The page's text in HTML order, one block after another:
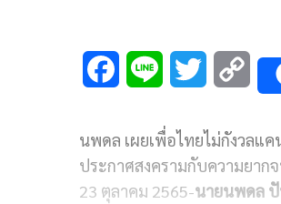
c
e
n
e
i
t
p
y
นพดล เผยเพื่อไทยไม่กังวลแ
ประกาศสงครามกับความยาก
23 ตุลาคม 2565-นายนพดล